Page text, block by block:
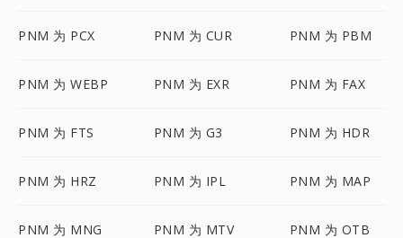
PNM 为 PCX PNM 为 CUR PNM 为 PBM
PNM 为 WEBP PNM 为 EXR PNM 为 FAX
PNM 为 FTS PNM 为 G3 PNM 为 HDR
PNM 为 HRZ PNM 为 IPL PNM 为 MAP
PNM 为 MNG PNM 为 MTV PNM 为 OTB